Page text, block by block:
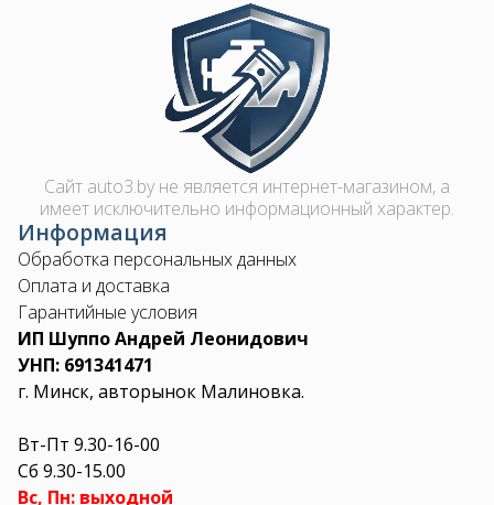
Image
Сайт auto3.by не является интернет-магазином, а
имеет исключительно информационный характер.
Информация
Обработка персональных данных
Оплата и доставка
Гарантийные условия
ИП Шуппо Андрей Леонидович
УНП: 691341471
г. Минск, авторынок Малиновка.
Вт-Пт 9.30-16-00
Сб 9.30-15.00
Вс, Пн: выходной